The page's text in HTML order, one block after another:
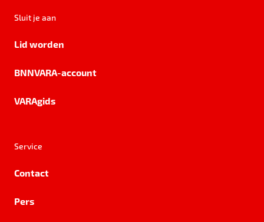
Sluit je aan
Lid worden
BNNVARA-account
VARAgids
Service
Contact
Pers